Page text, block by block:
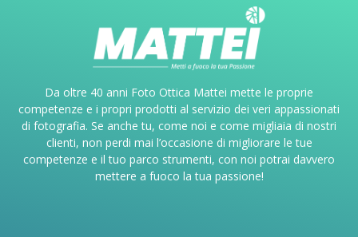
Da oltre 40 anni Foto Ottica Mattei mette le proprie
competenze e i propri prodotti al servizio dei veri appassionati
di fotografia. Se anche tu, come noi e come migliaia di nostri
clienti, non perdi mai l’occasione di migliorare le tue
competenze e il tuo parco strumenti, con noi potrai davvero
mettere a fuoco la tua passione!